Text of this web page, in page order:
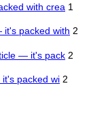
with crea 1
packed with 2
— it's pack 2
packed wi 2